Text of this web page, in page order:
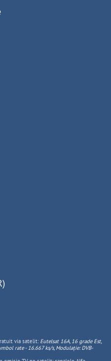
via satelit: Eutelsat 16A, 16 grade Est,
rate - 16.667 ks/s, Modulație: DVB-